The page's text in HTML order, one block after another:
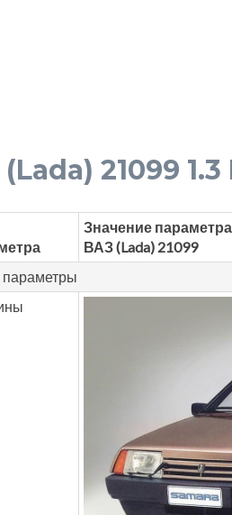
21099
Значение
ВАЗ (Lada) 21099